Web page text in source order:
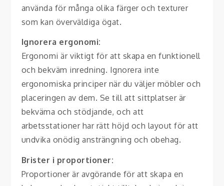
använda för många olika färger och texturer
som kan överväldiga ögat.
Ignorera ergonomi:
Ergonomi är viktigt för att skapa en funktionell
och bekväm inredning. Ignorera inte
ergonomiska principer när du väljer möbler och
placeringen av dem. Se till att sittplatser är
bekväma och stödjande, och att
arbetsstationer har rätt höjd och layout för att
undvika onödig ansträngning och obehag.
Brister i proportioner:
Proportioner är avgörande för att skapa en